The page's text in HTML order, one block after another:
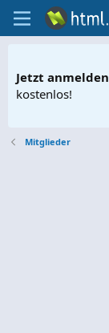
Jetzt anmelden
kostenlos!
Mitglieder